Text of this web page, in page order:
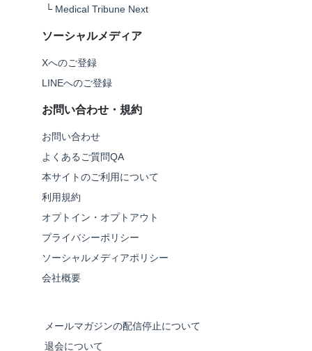
└ Medical Tribune Next
ソーシャルメディア
Xへのご登録
LINEへのご登録
お問い合わせ・規約
お問い合わせ
よくあるご質問QA
本サイトのご利用について
利用規約
オプトイン・オプトアウト
プライバシーポリシー
ソーシャルメディアポリシー
会社概要
メールマガジンの配信停止について
退会について